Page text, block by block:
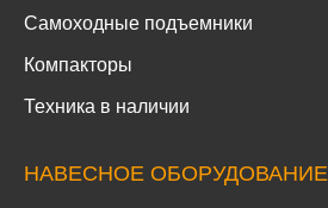
Самоходные подъемники
Компакторы
Техника в наличии
НАВЕСНОЕ ОБОРУДОВАНИЕ